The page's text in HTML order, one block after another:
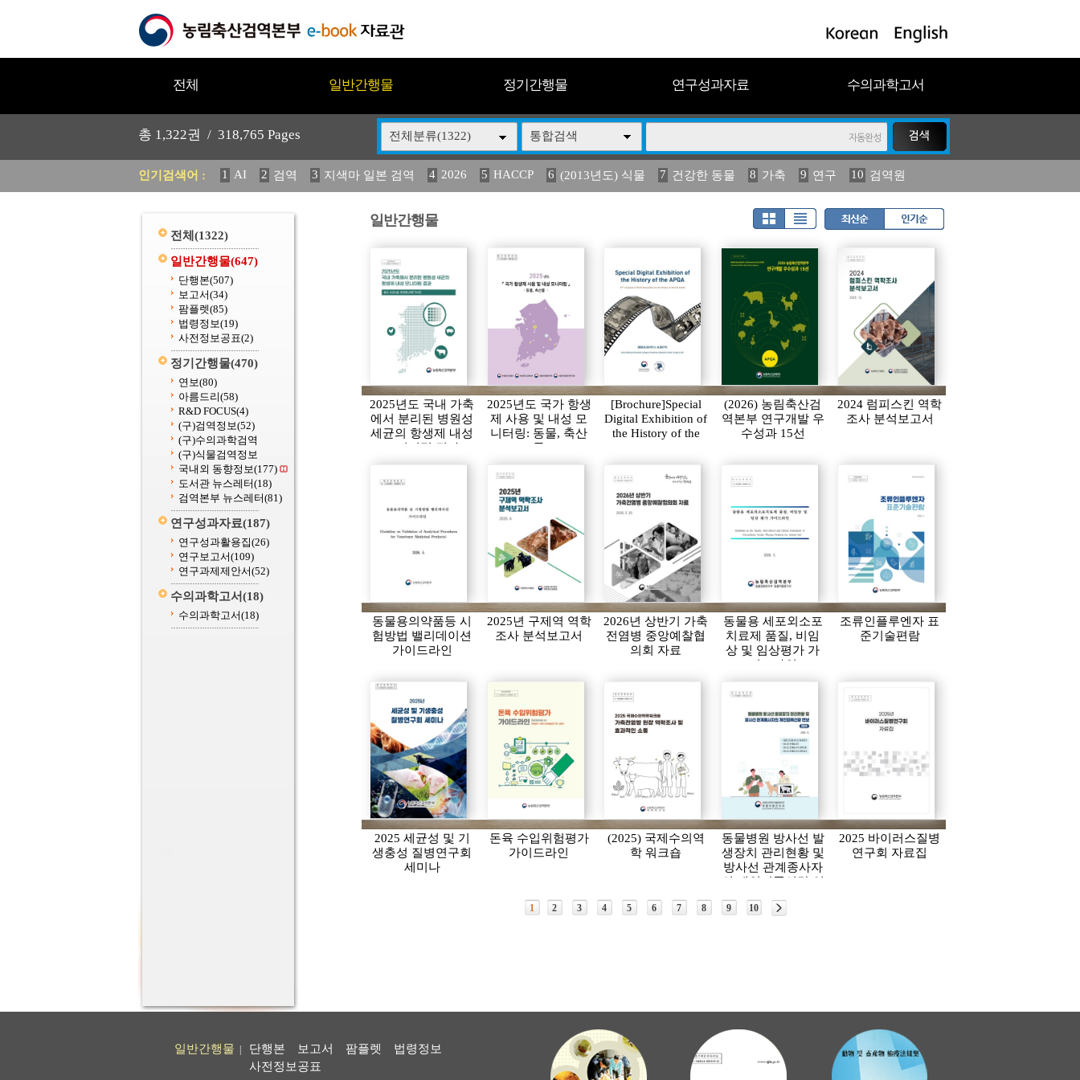
전체 일반간행물 정기간행물 연구성과자료 수의과학고서
총 1,322권 / 318,765 Pages 전체분류(1322) 통합검색
인기검색어 : 1 AI 2 검역 3 지색마 일본 검역 4 2026 5 HACCP 6 (2013년도) 식물 7 건강한 동물 8 가축 9 연구 10 검역원
11 2025 12 중독성 식물 도감 13 (2013년도) 식 14 구제역 15 媛 異 16 관리 17 연보 18 농림수산 19 2023
전체 (1322)
일반간행물(647)
단행본(507)
보고서(34)
팜플렛(85)
법령정보(19)
사전정보공표(2)
정기간행물(470)
연보(80)
아름드리(58)
R&D FOCUS(4)
(구)검역정보(52)
(구)수의과학검역
(구)식물검역정보
국내외 동향정보(177)
도서관 뉴스레터(18)
검역본부 뉴스레터(81)
연구성과자료(187)
연구성과활용집(26)
연구보고서(109)
연구과제제안서(52)
수의과학고서(18)
수의과학고서(18)
일반간행물
2025년도 국내 가축
에서 분리된 병원성
세균의 항생제 내성
모니터링 결과
2025년도 국가 항생
제 사용 및 내성 모
니터링: 동물, 축산
물
[Brochure]Special
Digital Exhibition of
the History of the
(2026) 농림축산검
역본부 연구개발 우
수성과 15선
2024 럼피스킨 역학
조사 분석보고서
동물용의약품등 시
험방법 밸리데이션
가이드라인
2025년 구제역 역학
조사 분석보고서
2026년 상반기 가축
전염병 중앙예찰협
의회 자료
동물용 세포외소포
치료제 품질, 비임
상 및 임상평가 가
이드라인
조류인플루엔자 표
준기술편람
2025 세균성 및 기
생충성 질병연구회
세미나
돈육 수입위험평가
가이드라인
(2025) 국제수의역
학 워크숍
동물병원 방사선 발
생장치 관리현황 및
방사선 관계종사자
의 개인피폭선량 연
2025 바이러스질병
연구회 자료집
1 2 3 4 5 6 7 8 9 10
일반간행물 단행본 보고서 팜플렛
법령정보
사전정보공표